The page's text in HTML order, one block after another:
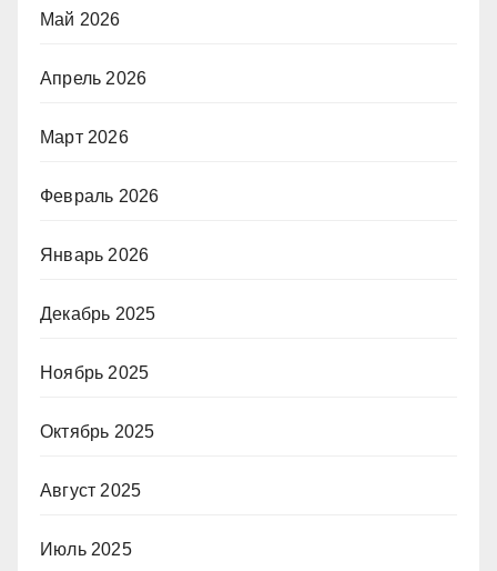
Май 2026
Апрель 2026
Март 2026
Февраль 2026
Январь 2026
Декабрь 2025
Ноябрь 2025
Октябрь 2025
Август 2025
Июль 2025